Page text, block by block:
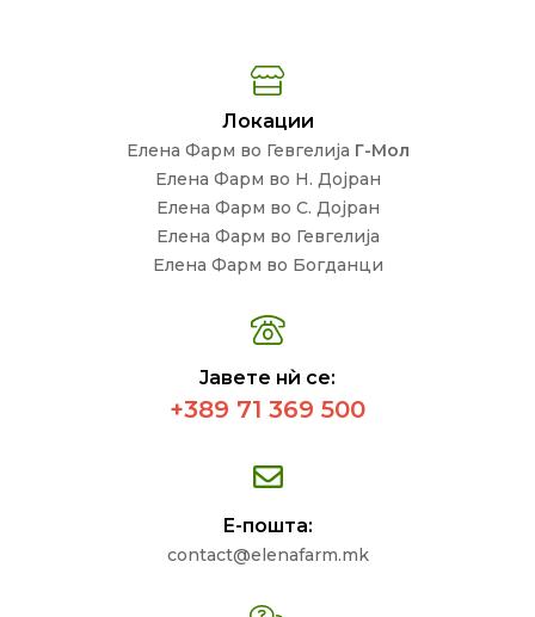
Локации
Елена Фарм во Гевгелија Г-Мол
Елена Фарм во Н. Дојран
Елена Фарм во С. Дојран
Елена Фарм во Гевгелија
Елена Фарм во Богданци
Јавете нѝ се:
+389 71 369 500
Е-пошта:
contact@elenafarm.mk